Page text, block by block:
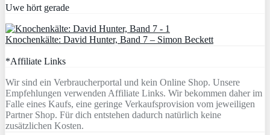
Uwe hört gerade
Knochenkälte: David Hunter, Band 7 – Simon Beckett
*Affiliate Links
Wir sind ein Verbraucherportal und kein Online Shop. Unsere
Empfehlungen verwenden Affiliate Links. Wir bekommen daher im
Falle eines Kaufs, eine geringe Verkaufsprovision vom jeweiligen
Partner Shop. Für dich entstehen dadurch natürlich keine
zusätzlichen Kosten.